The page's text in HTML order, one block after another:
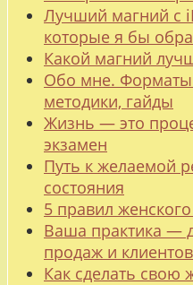
Лучший магний с
которые я бы
Какой магний
Обо мне.
методики, гайды
Жизнь — это
экзамен
Путь к желаемой
состояния
5 правил
Ваша практика —
продаж и клиентов
Как сделать свою